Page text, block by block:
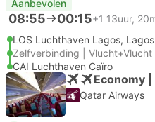
Aanbevolen
08:55 00:15+1 13uur,
LOS Luchthaven Lagos,
Zelfverbinding | Vlucht+Vlucht
CAI Luchthaven Caïro
Economy
Qatar Airways